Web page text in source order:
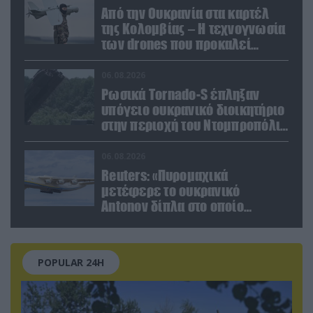
Από την Ουκρανία στα καρτέλ
της Κολομβίας – Η τεχνογνωσία
των drones που προκαλεί
ανησυχία
Ρωσικά Tornado-S έπληξαν
υπόγειο ουκρανικό διοικητήριο
στην περιοχή του Ντομπροπόλιε
(βίντεο)
Reuters: «Πυρομαχικά
μετέφερε το ουκρανικό
Antonov δίπλα στο οποίο
POPULAR 24H